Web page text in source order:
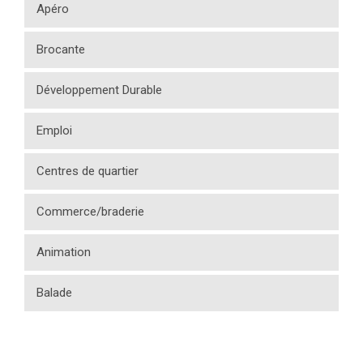
Apéro
Brocante
Développement Durable
Emploi
Centres de quartier
Commerce/braderie
Animation
Balade